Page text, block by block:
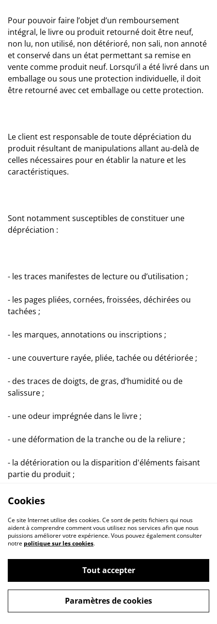
Pour pouvoir faire l’objet d’un remboursement
intégral, le livre ou produit retourné doit être neuf,
non lu, non utilisé, non détérioré, non sali, non annoté
et conservé dans un état permettant sa remise en
vente comme produit neuf. Lorsqu’il a été livré dans un
emballage ou sous une protection individuelle, il doit
être retourné avec cet emballage ou cette protection.
Le client est responsable de toute dépréciation du
produit résultant de manipulations allant au-delà de
celles nécessaires pour en établir la nature et les
caractéristiques.
Sont notamment susceptibles de constituer une
dépréciation :
- les traces manifestes de lecture ou d’utilisation ;
- les pages pliées, cornées, froissées, déchirées ou
tachées ;
- les marques, annotations ou inscriptions ;
- une couverture rayée, pliée, tachée ou détériorée ;
- des traces de doigts, de gras, d’humidité ou de
salissure ;
- une odeur imprégnée dans le livre ;
- une déformation de la tranche ou de la reliure ;
- la détérioration ou la disparition d'éléments faisant
partie du produit ;
- toute autre altération empêchant la remise en vente
de manipulations allant au-delà de celles nécessaires
montant remboursé pourra être diminué
proportionnellement à cette dépréciation.
Cookies
Ce site Internet utilise des cookies. Ce sont de petits fichiers qui nous
aident à comprendre comment vous utilisez nos services afin que nous
puissions améliorer votre expérience. Vous pouvez également consulter
notre politique sur les cookies.
Tout accepter
Paramètres de cookies